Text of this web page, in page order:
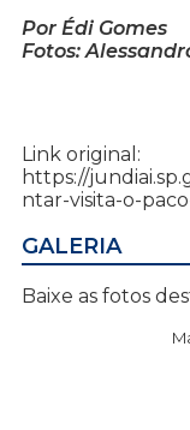
Por Édi Gomes
Fotos:
Link original:
https://
ntar-visita-o-
GALERIA
Baixe as fotos